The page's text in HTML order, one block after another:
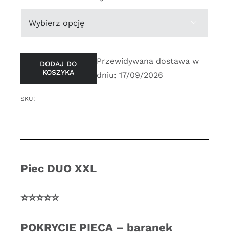
100,00zł
DODAJ DO
KOSZYKA
Przewidywana dostawa w
dniu: 17/09/2026
SKU:
Piec DUO XXL
⭐️⭐️⭐️⭐️⭐️
POKRYCIE PIECA – baranek